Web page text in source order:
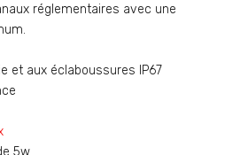
réglementaires avec une
et aux éclaboussures IP67
5w